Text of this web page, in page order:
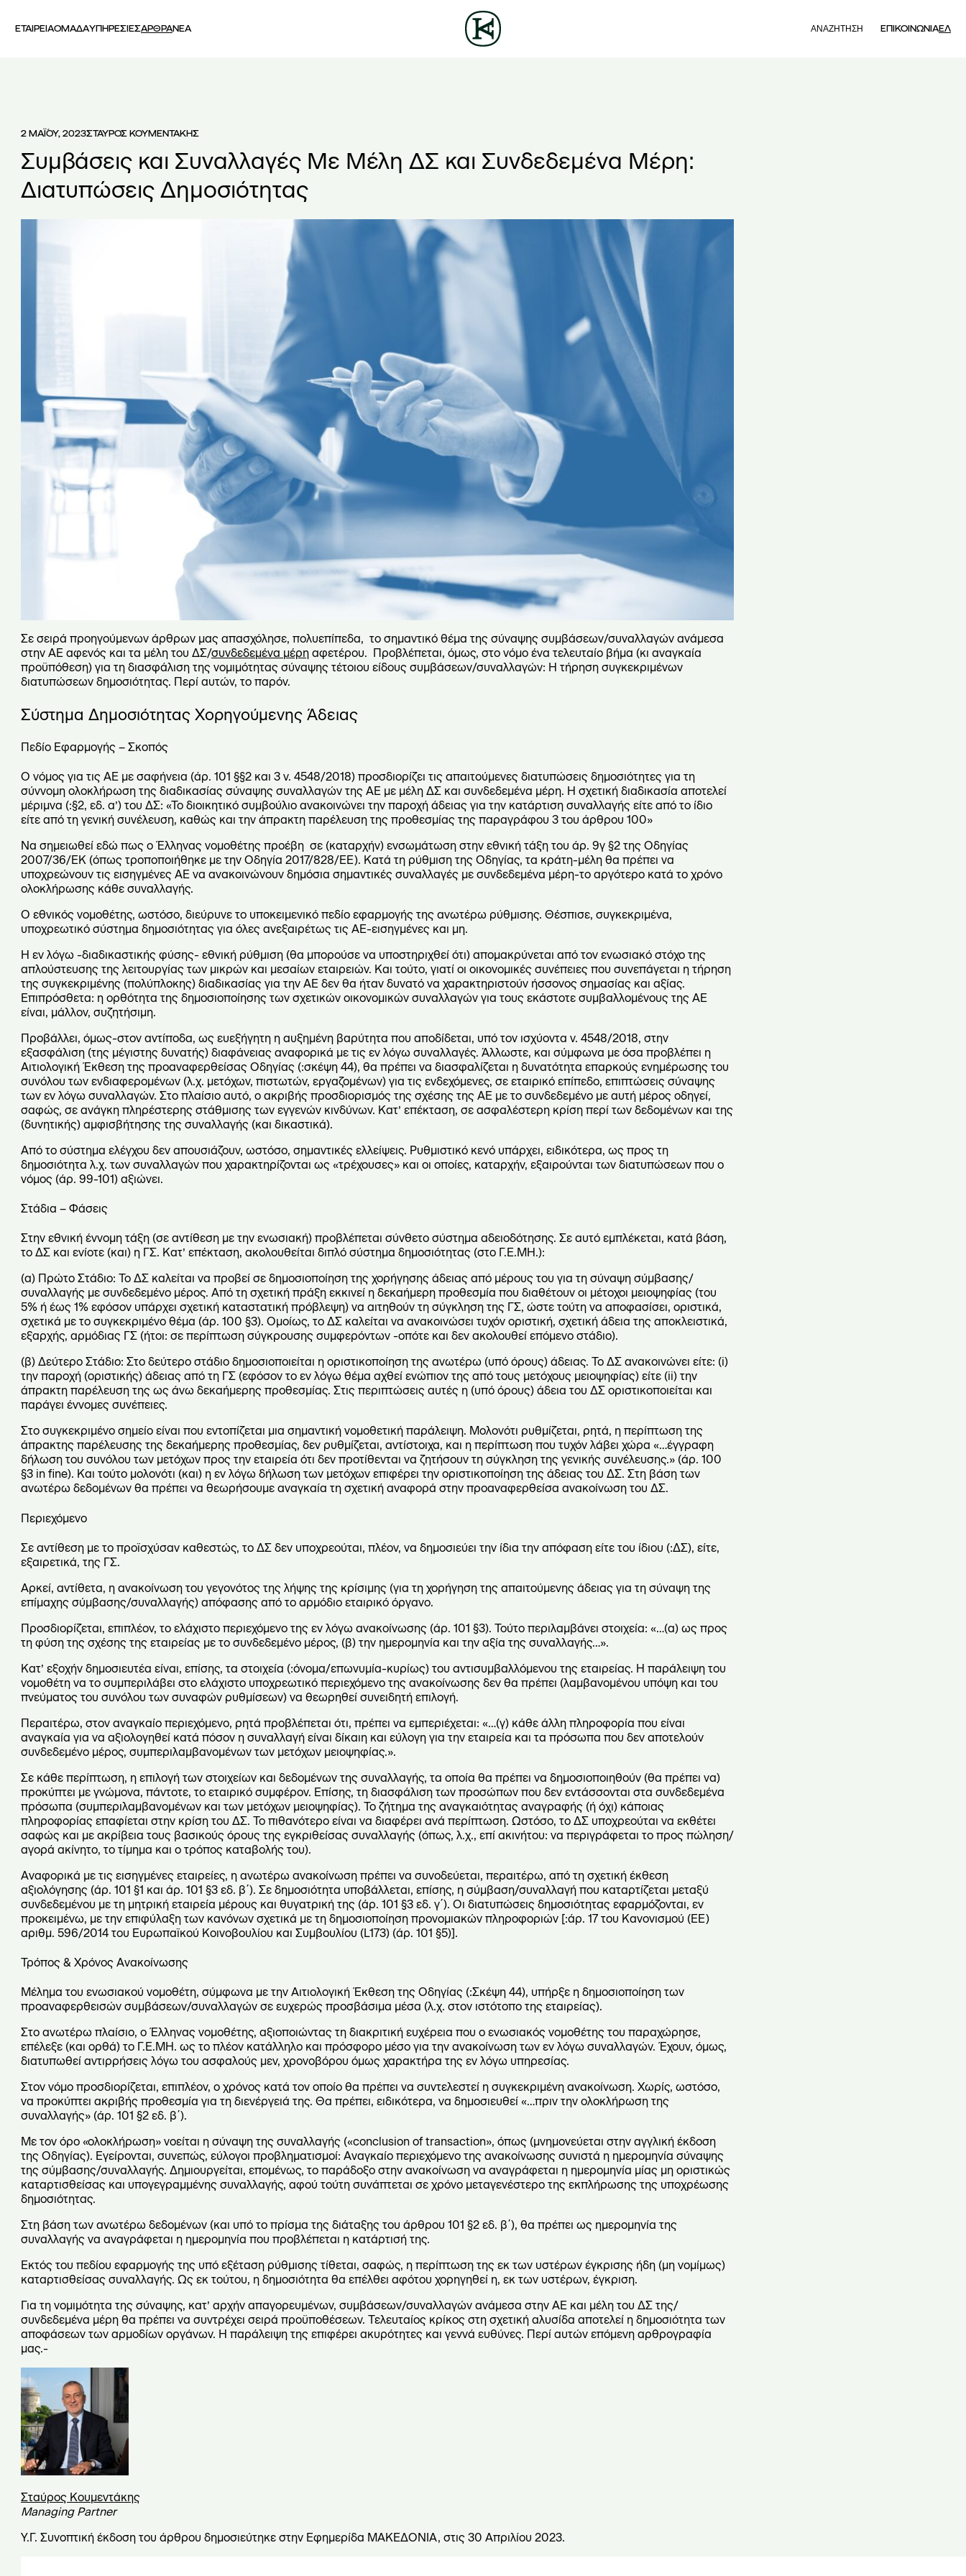
ΕΤΑΙΡΕΙΑΟΜΑΔΑΥΠΗΡΕΣΙΕΣΑΡΘΡΑΝΕΑ ΕΠΙΚΟΙΝΩΝΙΑΕΛ
2 ΜΑΪ́ΟΥ, 2023 ΣΤΑΥΡΟΣ ΚΟΥΜΕΝΤΑΚΗΣ
Συμβάσεις και Συναλλαγές Με Μέλη ΔΣ και Συνδεδεμένα Μέρη:
Διατυπώσεις Δημοσιότητας
Σε σειρά προηγούμενων άρθρων μας απασχόλησε, πολυεπίπεδα, το σημαντικό θέμα της σύναψης συμβάσεων/συναλλαγών ανάμεσα
στην ΑΕ αφενός και τα μέλη του ΔΣ/συνδεδεμένα μέρηαφετέρου. Προβλέπεται, όμως, στο νόμο ένα τελευταίο βήμα (κι αναγκαία
προϋπόθεση) για τη διασφάλιση της νομιμότητας σύναψης τέτοιου είδους συμβάσεων/συναλλαγών: Η τήρηση συγκεκριμένων
διατυπώσεων δημοσιότητας. Περί αυτών, το παρόν.
Σύστημα Δημοσιότητας Χορηγούμενης Άδειας
Πεδίο Εφαρμογής – Σκοπός
Ο νόμος για τις ΑΕ με σαφήνεια (άρ. 101 §§2 και 3 ν. 4548/2018) προσδιορίζει τις απαιτούμενες διατυπώσεις δημοσιότητες για τη
σύννομη ολοκλήρωση της διαδικασίας σύναψης συναλλαγών της ΑΕ με μέλη ΔΣ και συνδεδεμένα μέρη. Η σχετική διαδικασία αποτελεί
μέριμνα (:§2, εδ. α’) του ΔΣ: «Το διοικητικό συμβούλιο ανακοινώνει την παροχή άδειας για την κατάρτιση συναλλαγής είτε από το ίδιο
είτε από τη γενική συνέλευση, καθώς και την άπρακτη παρέλευση της προθεσμίας της παραγράφου 3 του άρθρου 100»
Να σημειωθεί εδώ πως ο Έλληνας νομοθέτης προέβη σε (καταρχήν) ενσωμάτωση στην εθνική τάξη του άρ. 9γ §2 της Οδηγίας
2007/36/ΕΚ (όπως τροποποιήθηκε με την Οδηγία 2017/828/ΕΕ). Κατά τη ρύθμιση της Οδηγίας, τα κράτη-μέλη θα πρέπει να
υποχρεώνουν τις εισηγμένες ΑΕ να ανακοινώνουν δημόσια σημαντικές συναλλαγές με συνδεδεμένα μέρη-το αργότερο κατά το χρόνο
ολοκλήρωσης κάθε συναλλαγής.
Ο εθνικός νομοθέτης, ωστόσο, διεύρυνε το υποκειμενικό πεδίο εφαρμογής της ανωτέρω ρύθμισης. Θέσπισε, συγκεκριμένα,
υποχρεωτικό σύστημα δημοσιότητας για όλες ανεξαιρέτως τις ΑΕ-εισηγμένες και μη.
Η εν λόγω -διαδικαστικής φύσης- εθνική ρύθμιση (θα μπορούσε να υποστηριχθεί ότι) απομακρύνεται από τον ενωσιακό στόχο της
απλούστευσης της λειτουργίας των μικρών και μεσαίων εταιρειών. Και τούτο, γιατί οι οικονομικές συνέπειες που συνεπάγεται η τήρηση
της συγκεκριμένης (πολύπλοκης) διαδικασίας για την ΑΕ δεν θα ήταν δυνατό να χαρακτηριστούν ήσσονος σημασίας και αξίας.
Επιπρόσθετα: η ορθότητα της δημοσιοποίησης των σχετικών οικονομικών συναλλαγών για τους εκάστοτε συμβαλλομένους της ΑΕ
είναι, μάλλον, συζητήσιμη.
Προβάλλει, όμως-στον αντίποδα, ως ευεξήγητη η αυξημένη βαρύτητα που αποδίδεται, υπό τον ισχύοντα ν. 4548/2018, στην
εξασφάλιση (της μέγιστης δυνατής) διαφάνειας αναφορικά με τις εν λόγω συναλλαγές. Άλλωστε, και σύμφωνα με όσα προβλέπει η
Αιτιολογική Έκθεση της προαναφερθείσας Οδηγίας (:σκέψη 44), θα πρέπει να διασφαλίζεται η δυνατότητα επαρκούς ενημέρωσης του
συνόλου των ενδιαφερομένων (λ.χ. μετόχων, πιστωτών, εργαζομένων) για τις ενδεχόμενες, σε εταιρικό επίπεδο, επιπτώσεις σύναψης
των εν λόγω συναλλαγών. Στο πλαίσιο αυτό, ο ακριβής προσδιορισμός της σχέσης της ΑΕ με το συνδεδεμένο με αυτή μέρος οδηγεί,
σαφώς, σε ανάγκη πληρέστερης στάθμισης των εγγενών κινδύνων. Κατ’ επέκταση, σε ασφαλέστερη κρίση περί των δεδομένων και της
(δυνητικής) αμφισβήτησης της συναλλαγής (και δικαστικά).
Από το σύστημα ελέγχου δεν απουσιάζουν, ωστόσο, σημαντικές ελλείψεις. Ρυθμιστικό κενό υπάρχει, ειδικότερα, ως προς τη
δημοσιότητα λ.χ. των συναλλαγών που χαρακτηρίζονται ως «τρέχουσες»και οι οποίες, καταρχήν, εξαιρούνται των διατυπώσεων που ο
νόμος (άρ. 99-101) αξιώνει.
Στάδια – Φάσεις
Στην εθνική έννομη τάξη (σε αντίθεση με την ενωσιακή) προβλέπεται σύνθετο σύστημα αδειοδότησης. Σε αυτό εμπλέκεται, κατά βάση,
το ΔΣ και ενίοτε (και) η ΓΣ. Κατ’ επέκταση, ακολουθείται διπλό σύστημα δημοσιότητας (στο Γ.Ε.ΜΗ.):
(α) Πρώτο Στάδιο: Το ΔΣ καλείται να προβεί σε δημοσιοποίηση της χορήγησης άδειας από μέρους του για τη σύναψη σύμβασης/
συναλλαγής με συνδεδεμένο μέρος. Από τη σχετική πράξη εκκινεί η δεκαήμερη προθεσμία που διαθέτουν οι μέτοχοι μειοψηφίας (του
5% ή έως 1% εφόσον υπάρχει σχετική καταστατική πρόβλεψη) να αιτηθούν τη σύγκληση της ΓΣ, ώστε τούτη να αποφασίσει, οριστικά,
σχετικά με το συγκεκριμένο θέμα (άρ. 100 §3). Ομοίως, το ΔΣ καλείται να ανακοινώσει τυχόν οριστική, σχετική άδεια της αποκλειστικά,
εξαρχής, αρμόδιας ΓΣ (ήτοι: σε περίπτωση σύγκρουσης συμφερόντων -οπότε και δεν ακολουθεί επόμενο στάδιο).
(β) Δεύτερο Στάδιο: Στο δεύτερο στάδιο δημοσιοποιείται η οριστικοποίηση της ανωτέρω (υπό όρους) άδειας. Το ΔΣ ανακοινώνει είτε: (i)
την παροχή (οριστικής) άδειας από τη ΓΣ (εφόσον το εν λόγω θέμα αχθεί ενώπιον της από τους μετόχους μειοψηφίας) είτε (ii) την
άπρακτη παρέλευση της ως άνω δεκαήμερης προθεσμίας. Στις περιπτώσεις αυτές η (υπό όρους) άδεια του ΔΣ οριστικοποιείται και
παράγει έννομες συνέπειες.
Στο συγκεκριμένο σημείο είναι που εντοπίζεται μια σημαντική νομοθετική παράλειψη. Μολονότι ρυθμίζεται, ρητά, η περίπτωση της
άπρακτης παρέλευσης της δεκαήμερης προθεσμίας, δεν ρυθμίζεται, αντίστοιχα, και η περίπτωση που τυχόν λάβει χώρα «…έγγραφη
δήλωση του συνόλου των μετόχων προς την εταιρεία ότι δεν προτίθενται να ζητήσουν τη σύγκληση της γενικής συνέλευσης.» (άρ. 100
§3 in fine). Και τούτο μολονότι (και) η εν λόγω δήλωση των μετόχων επιφέρει την οριστικοποίηση της άδειας του ΔΣ. Στη βάση των
ανωτέρω δεδομένων θα πρέπει να θεωρήσουμε αναγκαία τη σχετική αναφορά στην προαναφερθείσα ανακοίνωση του ΔΣ.
Περιεχόμενο
Σε αντίθεση με το προϊσχύσαν καθεστώς, το ΔΣ δεν υποχρεούται, πλέον, να δημοσιεύει την ίδια την απόφαση είτε του ίδιου (:ΔΣ), είτε,
εξαιρετικά, της ΓΣ.
Αρκεί, αντίθετα, η ανακοίνωση του γεγονότος της λήψης της κρίσιμης (για τη χορήγηση της απαιτούμενης άδειας για τη σύναψη της
επίμαχης σύμβασης/συναλλαγής) απόφασης από το αρμόδιο εταιρικό όργανο.
Προσδιορίζεται, επιπλέον, το ελάχιστο περιεχόμενο της εν λόγω ανακοίνωσης (άρ. 101 §3). Τούτο περιλαμβάνει στοιχεία: «…(α) ως προς
τη φύση της σχέσης της εταιρείας με το συνδεδεμένο μέρος, (β) την ημερομηνία και την αξία της συναλλαγής…».
Κατ’ εξοχήν δημοσιευτέα είναι, επίσης, τα στοιχεία (:όνομα/επωνυμία-κυρίως) του αντισυμβαλλόμενου της εταιρείας. Η παράλειψη του
νομοθέτη να το συμπεριλάβει στο ελάχιστο υποχρεωτικό περιεχόμενο της ανακοίνωσης δεν θα πρέπει (λαμβανομένου υπόψη και του
πνεύματος του συνόλου των συναφών ρυθμίσεων) να θεωρηθεί συνειδητή επιλογή.
Περαιτέρω, στον αναγκαίο περιεχόμενο, ρητά προβλέπεται ότι, πρέπει να εμπεριέχεται: «…(γ) κάθε άλλη πληροφορία που είναι
αναγκαία για να αξιολογηθεί κατά πόσον η συναλλαγή είναι δίκαιη και εύλογη για την εταιρεία και τα πρόσωπα που δεν αποτελούν
συνδεδεμένο μέρος, συμπεριλαμβανομένων των μετόχων μειοψηφίας.».
Σε κάθε περίπτωση, η επιλογή των στοιχείων και δεδομένων της συναλλαγής, τα οποία θα πρέπει να δημοσιοποιηθούν (θα πρέπει να)
προκύπτει με γνώμονα, πάντοτε, το εταιρικό συμφέρον. Επίσης, τη διασφάλιση των προσώπων που δεν εντάσσονται στα συνδεδεμένα
πρόσωπα (συμπεριλαμβανομένων και των μετόχων μειοψηφίας). Το ζήτημα της αναγκαιότητας αναγραφής (ή όχι) κάποιας
πληροφορίας επαφίεται στην κρίση του ΔΣ. Το πιθανότερο είναι να διαφέρει ανά περίπτωση. Ωστόσο, το ΔΣ υποχρεούται να εκθέτει
σαφώς και με ακρίβεια τους βασικούς όρους της εγκριθείσας συναλλαγής (όπως, λ.χ., επί ακινήτου: να περιγράφεται το προς πώληση/
αγορά ακίνητο, το τίμημα και ο τρόπος καταβολής του).
Αναφορικά με τις εισηγμένες εταιρείες, η ανωτέρω ανακοίνωση πρέπει να συνοδεύεται, περαιτέρω, από τη σχετική έκθεση
αξιολόγησης (άρ. 101 §1 και άρ. 101 §3 εδ. β΄). Σε δημοσιότητα υποβάλλεται, επίσης, η σύμβαση/συναλλαγή που καταρτίζεται μεταξύ
συνδεδεμένου με τη μητρική εταιρεία μέρους και θυγατρική της (άρ. 101 §3 εδ. γ΄). Οι διατυπώσεις δημοσιότητας εφαρμόζονται, εν
προκειμένω, με την επιφύλαξη των κανόνων σχετικά με τη δημοσιοποίηση προνομιακών πληροφοριών [:άρ. 17 του Κανονισμού (ΕΕ)
αριθμ. 596/2014 του Ευρωπαϊκού Κοινοβουλίου και Συμβουλίου (L173) (άρ. 101 §5)].
Τρόπος & Χρόνος Ανακοίνωσης
Μέλημα του ενωσιακού νομοθέτη, σύμφωνα με την Αιτιολογική Έκθεση της Οδηγίας (:Σκέψη 44), υπήρξε η δημοσιοποίηση των
προαναφερθεισών συμβάσεων/συναλλαγών σε ευχερώς προσβάσιμα μέσα (λ.χ. στον ιστότοπο της εταιρείας).
Στο ανωτέρω πλαίσιο, ο Έλληνας νομοθέτης, αξιοποιώντας τη διακριτική ευχέρεια που ο ενωσιακός νομοθέτης του παραχώρησε,
επέλεξε (και ορθά) το Γ.Ε.ΜΗ. ως το πλέον κατάλληλο και πρόσφορο μέσο για την ανακοίνωση των εν λόγω συναλλαγών. Έχουν, όμως,
διατυπωθεί αντιρρήσεις λόγω του ασφαλούς μεν, χρονοβόρου όμως χαρακτήρα της εν λόγω υπηρεσίας.
Στον νόμο προσδιορίζεται, επιπλέον, ο χρόνος κατά τον οποίο θα πρέπει να συντελεστεί η συγκεκριμένη ανακοίνωση. Χωρίς, ωστόσο,
να προκύπτει ακριβής προθεσμία για τη διενέργειά της. Θα πρέπει, ειδικότερα, να δημοσιευθεί «…πριν την ολοκλήρωση της
συναλλαγής» (άρ. 101 §2 εδ. β΄).
Με τον όρο «ολοκλήρωση» νοείται η σύναψη της συναλλαγής («conclusion of transaction», όπως (μνημονεύεται στην αγγλική έκδοση
της Οδηγίας). Εγείρονται, συνεπώς, εύλογοι προβληματισμοί: Αναγκαίο περιεχόμενο της ανακοίνωσης συνιστά η ημερομηνία σύναψης
της σύμβασης/συναλλαγής. Δημιουργείται, επομένως, το παράδοξο στην ανακοίνωση να αναγράφεται η ημερομηνία μίας μη οριστικώς
καταρτισθείσας και υπογεγραμμένης συναλλαγής, αφού τούτη συνάπτεται σε χρόνο μεταγενέστερο της εκπλήρωσης της υποχρέωσης
δημοσιότητας.
Στη βάση των ανωτέρω δεδομένων (και υπό το πρίσμα της διάταξης του άρθρου 101 §2 εδ. β΄), θα πρέπει ως ημερομηνία της
συναλλαγής να αναγράφεται η ημερομηνία που προβλέπεται η κατάρτισή της.
Εκτός του πεδίου εφαρμογής της υπό εξέταση ρύθμισης τίθεται, σαφώς, η περίπτωση της εκ των υστέρων έγκρισης ήδη (μη νομίμως)
καταρτισθείσας συναλλαγής. Ως εκ τούτου, η δημοσιότητα θα επέλθει αφότου χορηγηθεί η, εκ των υστέρων, έγκριση.
Για τη νομιμότητα της σύναψης, κατ’ αρχήν απαγορευμένων, συμβάσεων/συναλλαγών ανάμεσα στην ΑΕ και μέλη του ΔΣ της/
συνδεδεμένα μέρη θα πρέπει να συντρέχει σειρά προϋποθέσεων. Τελευταίος κρίκος στη σχετική αλυσίδα αποτελεί η δημοσιότητα των
αποφάσεων των αρμοδίων οργάνων. Η παράλειψη της επιφέρει ακυρότητες και γεννά ευθύνες. Περί αυτών επόμενη αρθρογραφία
μας.-
Σταύρος Κουμεντάκης
Managing Partner
Υ.Γ. Συνοπτική έκδοση του άρθρου δημοσιεύτηκε στην Εφημερίδα ΜΑΚΕΔΟΝΙΑ, στις 30 Απριλίου 2023.